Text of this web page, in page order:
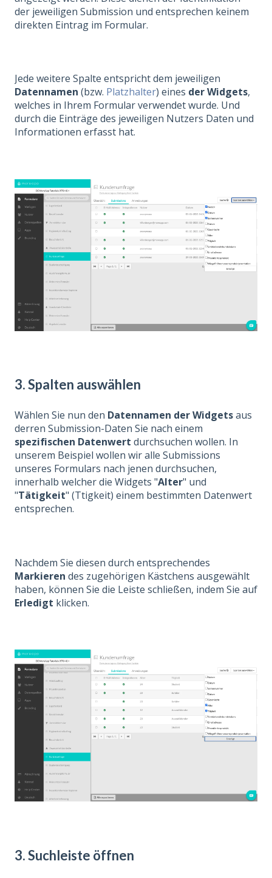
der jeweiligen Submission und entsprechen keinem
direkten Eintrag im Formular.
Jede weitere Spalte entspricht dem jeweiligen
Datennamen (bzw. Platzhalter) eines der Widgets,
welches in Ihrem Formular verwendet wurde. Und
durch die Einträge des jeweiligen Nutzers Daten und
Informationen erfasst hat.
3. Spalten auswählen
Wählen Sie nun den Datennamen der Widgetsaus
derren Submission-Daten Sie nach einem
spezifischen Datenwert durchsuchen wollen. In
unserem Beispiel wollen wir alle Submissions
unseres Formulars nach jenen durchsuchen,
innerhalb welcher die Widgets "Alter" und
"Tätigkeit" (Ttigkeit) einem bestimmten Datenwert
entsprechen.
Nachdem Sie diesen durch entsprechendes
Markieren des zugehörigen Kästchens ausgewählt
haben, können Sie die Leiste schließen, indem Sie auf
Erledigt klicken.
3. Suchleiste öffnen